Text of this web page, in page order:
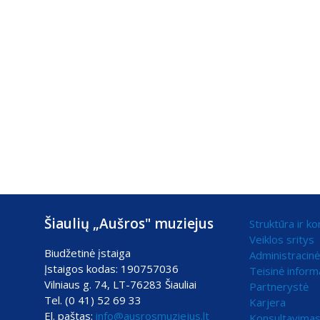
Šiaulių „Aušros" muziejus
Biudžetinė įstaiga
Įstaigos kodas: 190757036
Vilniaus g. 74, LT-76283 Šiauliai
Tel. (0 41) 52 69 33
El. paštas: info@ausrosmuziejus.lt
Struktūra ir
Veiklos sritys
Teisinė
Partnerystė
Karjera